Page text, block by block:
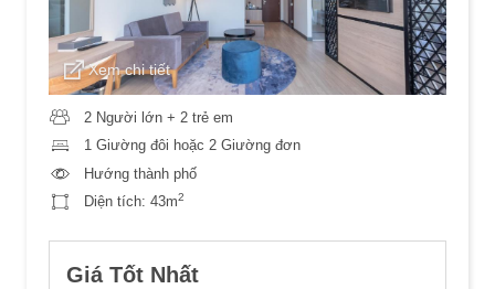
Xem chi tiết
2 Người lớn + 2 trẻ em
1 Giường đôi hoặc 2 Giường đơn
Hướng thành phố
Diện tích: 43m2
Giá Tốt Nhất